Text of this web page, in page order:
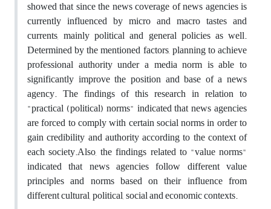
showed that since the news coverage of news agencies is
currently influenced by micro and macro tastes and
currents, mainly political and general policies as well.
Determined by the mentioned factors, planning to achieve
professional authority under a media norm is able to
significantly improve the position and base of a news
agency. The findings of this research in relation to
"practical (political) norms" indicated that news agencies
are forced to comply with certain social norms in order to
gain credibility and authority according to the context of
each society.Also, the findings related to "value norms"
indicated that news agencies follow different value
principles and norms based on their influence from
different cultural, political, social and economic contexts.